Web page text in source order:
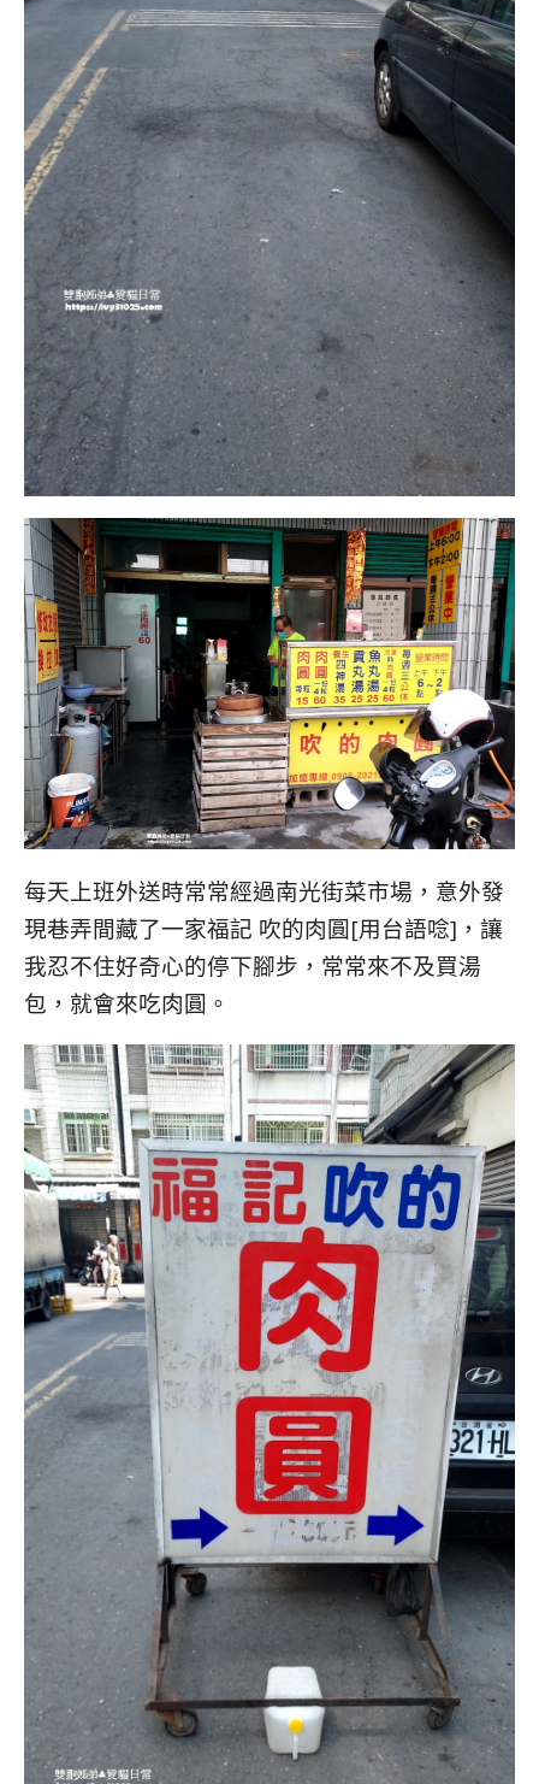
每天上班外送時常常經過南光街菜市場，意外發
現巷弄間藏了一家福記 吹的肉圓[用台語唸]，讓
我忍不住好奇心的停下腳步，常常來不及買湯
包，就會來吃肉圓。